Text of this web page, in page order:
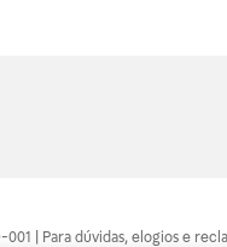
001 | Para dúvidas, elogios e